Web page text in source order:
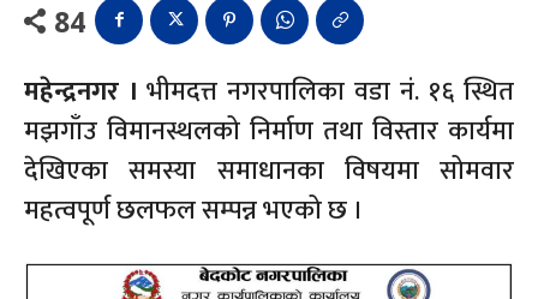
84
महेन्द्रनगर । भीमदत्त नगरपालिका वडा नं. १६ स्थित
मझगाँउ विमानस्थलको निर्माण तथा विस्तार कार्यमा
देखिएका समस्या समाधानका विषयमा सोमवार
महत्वपूर्ण छलफल सम्पन्न भएको छ ।